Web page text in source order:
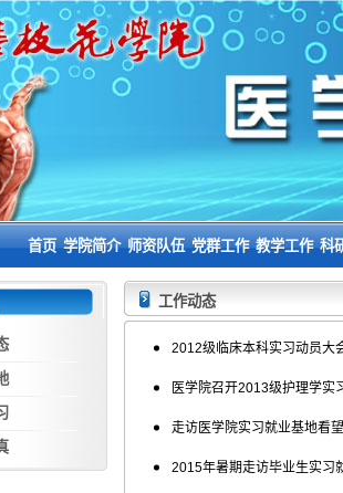
首页学院简介师资队伍党群工作教学工作科
工作动态
2012级临床本科实习动员大
医学院召开2013级护理学实
走访医学院实习就业基地看
2015年暑期走访毕业生实习